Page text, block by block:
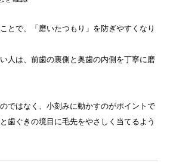
とで、「磨いたつもり」を防ぎやすくなり
人は、前歯の裏側と奥歯の内側を丁寧に磨
ではなく、小刻みに動かすのがポイントで
歯ぐきの境目に毛先をやさしく当てるよう